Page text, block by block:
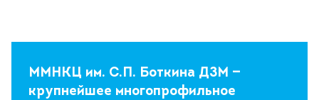
ММНКЦ им. С.П. Боткина ДЗМ —
крупнейшее многопрофильное